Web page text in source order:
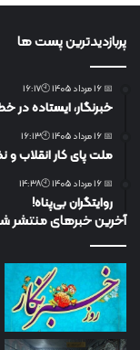
پربازدیدترین پست ها
📅 16 مرداد 1405 🕙16:17
خبرنگار، ایستاده
📅 16 مرداد 1405 🕙16:13
ملت پای کار انقلاب
📅 16 مرداد 1405 🕙14:38
روایتگران بی‌پناه!
آخرین خبرهای منتشر